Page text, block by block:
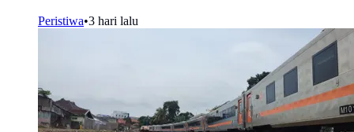
Peristiwa•3 hari lalu